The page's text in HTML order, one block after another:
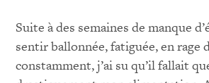
Suite à des semaines de manque
sentir ballonnée, fatiguée, en rage
constamment, j’ai su qu’il fallait